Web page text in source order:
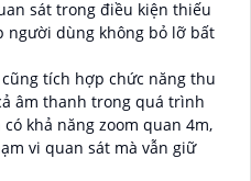
sát trong điều kiện thiếu
người dùng không bỏ lỡ bất
cũng tích hợp chức năng thu
âm thanh trong quá trình
khả năng zoom quan 4m,
vi quan sát mà vẫn giữ